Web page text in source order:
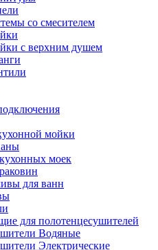
со смесителем
с верхним душем
мойки
моек
для ванн
для полотенцесушителей
Водяные
Электрические